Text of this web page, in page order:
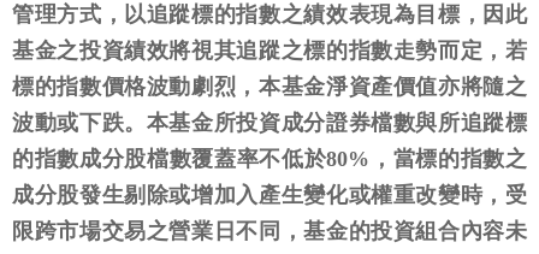
管理方式，以追蹤標的指數之績效表現為目標，因此
基金之投資績效將視其追蹤之標的指數走勢而定，若
標的指數價格波動劇烈，本基金淨資產價值亦將隨之
波動或下跌。本基金所投資成分證券檔數與所追蹤標
的指數成分股檔數覆蓋率不低於80%，當標的指數之
成分股發生剔除或增加入產生變化或權重改變時，受
限跨市場交易之營業日不同，基金的投資組合內容未